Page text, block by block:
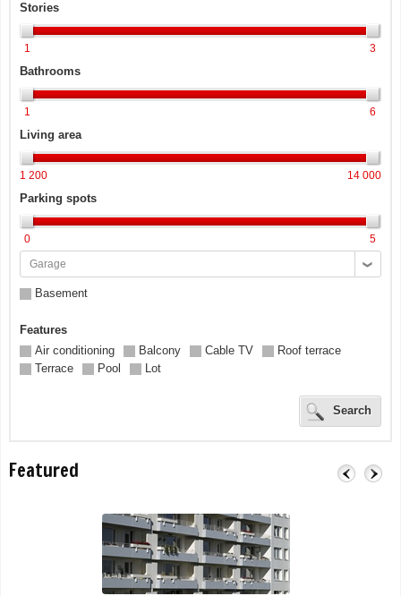
Stories
1 3
Bathrooms
1 6
Living area
1 200 14 000
Parking spots
0
5
Garage
Basement
Features
Air conditioning
Balcony Cable TV
Roof terrace
Terrace
Pool Lot
Search
Featured